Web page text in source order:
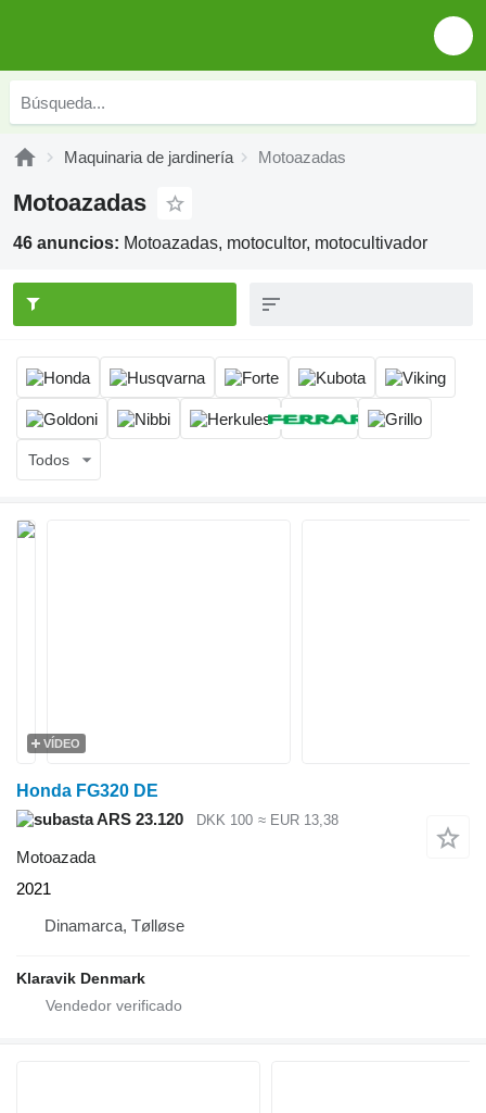
Maquinaria de jardinería Motoazadas
Motoazadas
46 anuncios: Motoazadas, motocultor, motocultivador
Todos
VÍDEO
Honda FG320 DE
ARS 23.120
DKK 100 ≈ EUR 13,38
Motoazada
2021
Dinamarca, Tølløse
Klaravik Denmark